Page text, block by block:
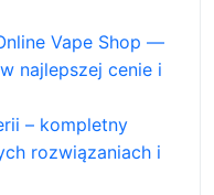
Vape Shop —
najlepszej cenie i
– kompletny
rozwiązaniach i